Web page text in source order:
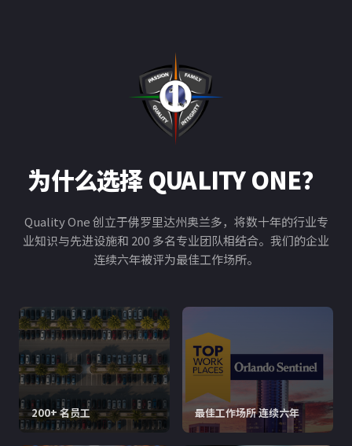
为什么选择 QUALITY ONE？
Quality One 创立于佛罗里达州奥兰多，将数十年的行业专
业知识与先进设施和 200 多名专业团队相结合。我们的企业
连续六年被评为最佳工作场所。
200+ 名员工 最佳工作场所 连续六年